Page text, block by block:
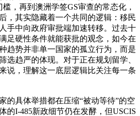
，再到澳洲学签GS审查的常态化，
，其实隐藏着一个共同的逻辑：移民
手中向政府审批端加速转移。过去十
足硬性条件就能获批的观念，如今在
趋势并非单一国家的孤立行为，而是
选趋严的体现。对于正在规划留学、
说，理解这一底层逻辑比关注每一条
的具体举措都在压缩“被动等待”的空
的I-485新政细节仍在发酵，但USCIS